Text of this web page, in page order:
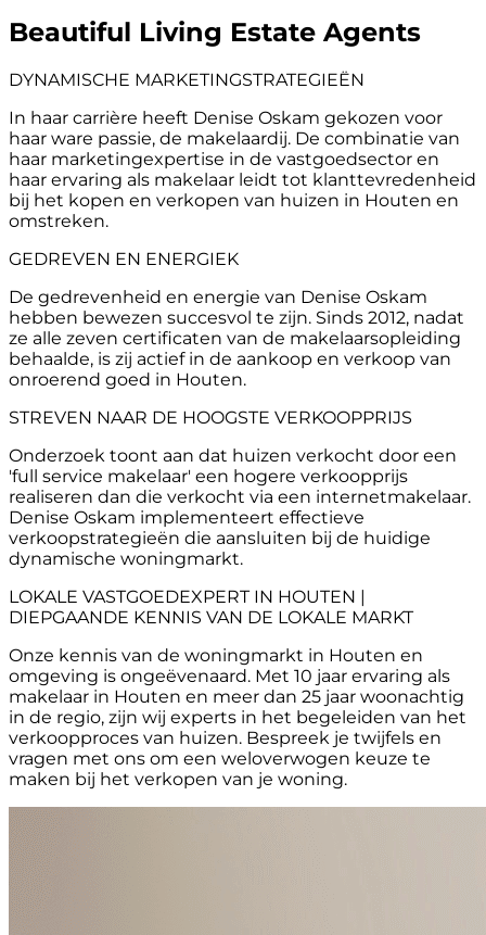
Beautiful Living Estate Agents
DYNAMISCHE MARKETINGSTRATEGIEËN
In haar carrière heeft Denise Oskam gekozen voor
haar ware passie, de makelaardij. De combinatie van
haar marketingexpertise in de vastgoedsector en
haar ervaring als makelaar leidt tot klanttevredenheid
bij het kopen en verkopen van huizen in Houten en
omstreken.
GEDREVEN EN ENERGIEK
De gedrevenheid en energie van Denise Oskam
hebben bewezen succesvol te zijn. Sinds 2012, nadat
ze alle zeven certificaten van de makelaarsopleiding
behaalde, is zij actief in de aankoop en verkoop van
onroerend goed in Houten.
STREVEN NAAR DE HOOGSTE VERKOOPPRIJS
Onderzoek toont aan dat huizen verkocht door een
'full service makelaar' een hogere verkoopprijs
realiseren dan die verkocht via een internetmakelaar.
Denise Oskam implementeert effectieve
verkoopstrategieën die aansluiten bij de huidige
dynamische woningmarkt.
LOKALE VASTGOEDEXPERT IN HOUTEN |
DIEPGAANDE KENNIS VAN DE LOKALE MARKT
Onze kennis van de woningmarkt in Houten en
omgeving is ongeëvenaard. Met 10 jaar ervaring als
makelaar in Houten en meer dan 25 jaar woonachtig
in de regio, zijn wij experts in het begeleiden van het
verkoopproces van huizen. Bespreek je twijfels en
vragen met ons om een weloverwogen keuze te
maken bij het verkopen van je woning.